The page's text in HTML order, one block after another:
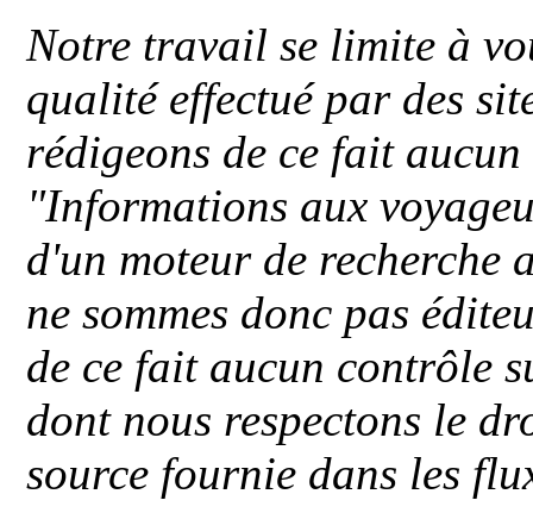
Notre travail se limite à
qualité effectué par des
rédigeons de ce fait
"Informations aux
d'un moteur de recherche
ne sommes donc pas
de ce fait aucun contrôle
dont nous respectons le
source fournie dans les